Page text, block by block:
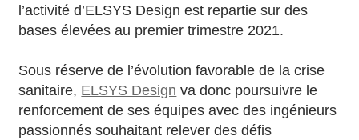
l’activité d’ELSYS Design est repartie sur des
bases élevées au premier trimestre 2021.
Sous réserve de l’évolution favorable de la crise
sanitaire, ELSYS Design va donc poursuivre le
renforcement de ses équipes avec des ingénieurs
passionnés souhaitant relever des défis